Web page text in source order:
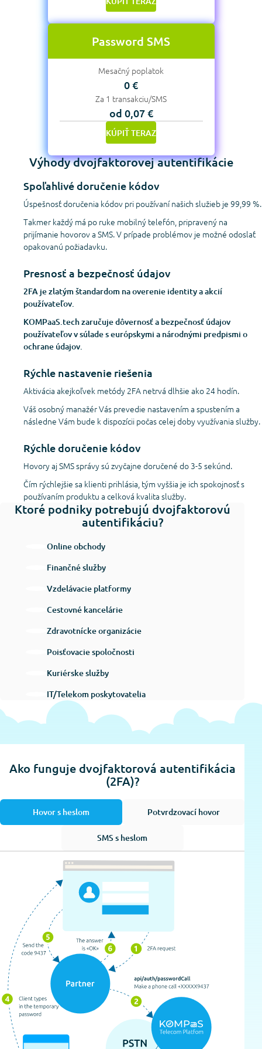
Password SMS
Mesačný poplatok
0 €
Za 1 transakciu/SMS
od 0,07 €
KÚPIŤ TERAZ
Výhody dvojfaktorovej autentifikácie
Spoľahlivé doručenie kódov
Úspešnosť doručenia kódov pri používaní našich služieb je 99,99 %.
Takmer každý má po ruke mobilný telefón, pripravený na
prijímanie hovorov a SMS. V prípade problémov je možné odoslať
opakovanú požiadavku.
Presnosť a bezpečnosť údajov
2FA je zlatým štandardom na overenie identity a akcií
používateľov.
KOMPaaS.tech zaručuje dôvernosť a bezpečnosť údajov
používateľov v súlade s európskymi a národnými predpismi o
ochrane údajov.
Rýchle nastavenie riešenia
Aktivácia akejkoľvek metódy 2FA netrvá dlhšie ako 24 hodín.
Váš osobný manažér Vás prevedie nastavením a spustením a
následne Vám bude k dispozícii počas celej doby využívania služby.
Rýchle doručenie kódov
Hovory aj SMS správy sú zvyčajne doručené do 3-5 sekúnd.
Čím rýchlejšie sa klienti prihlásia, tým vyššia je ich spokojnosť s
používaním produktu a celková kvalita služby.
Ktoré podniky potrebujú dvojfaktorovú
autentifikáciu?
Online obchody
Finančné služby
Vzdelávacie platformy
Cestovné kancelárie
Zdravotnícke organizácie
Poisťovacie spoločnosti
Kuriérske služby
IT/Telekom poskytovatelia
Ako funguje dvojfaktorová autentifikácia
(2FA)?
Hovor s heslom Potvrdzovací hovor
SMS s heslom